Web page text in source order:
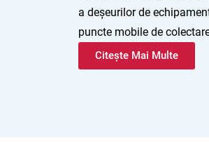
a deșeurilor de
puncte mobile de
Citește Mai Multe